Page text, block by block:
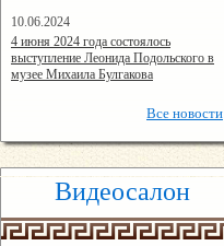
10.06.2024
15:02:44
4 июня 2024 года состоялось
выступление Леонида Подольского в
музее Михаила Булгакова
Все новости
Видеосалон